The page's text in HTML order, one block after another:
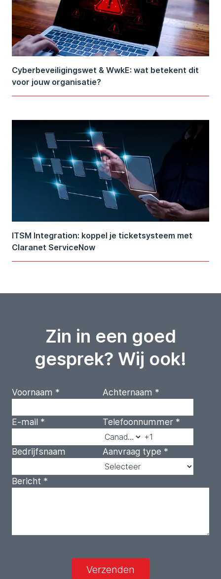
Cyberbeveiligingswet & WwkE: wat betekent dit
voor jouw organisatie?
ITSM Integration: koppel je ticketsysteem met
Claranet ServiceNow
Zin in een goed
gesprek? Wij ook!
Voornaam * Achternaam *
E-mail * Telefoonnummer *
Bedrijfsnaam Aanvraag type *
Bericht *
Verzenden